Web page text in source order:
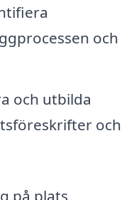
och
och utbilda
och
på plats